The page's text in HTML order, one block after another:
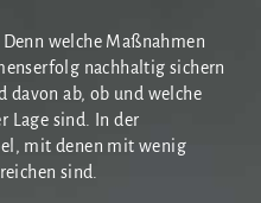
welche Maßnahmen
nachhaltig sichern
davon ab, ob und welche
Lage sind. In der
mit denen mit wenig
sind.